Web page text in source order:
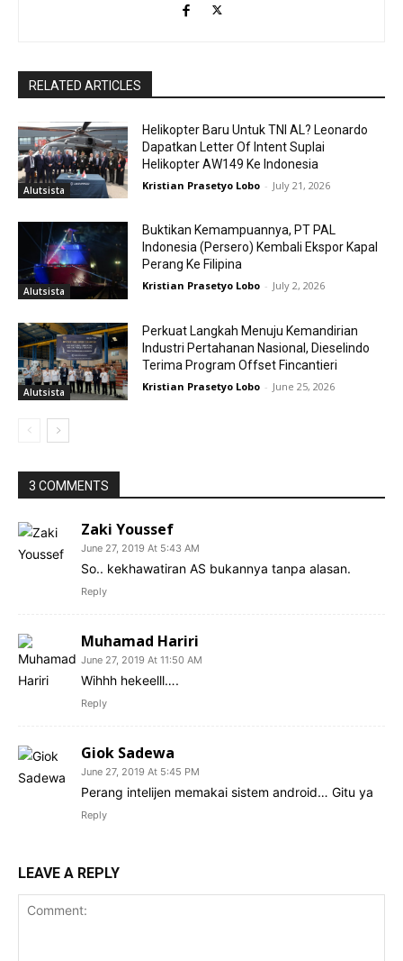
RELATED ARTICLES
Alutsista
Helikopter Baru Untuk TNI AL? Leonardo
Dapatkan Letter Of Intent Suplai
Helikopter AW149 Ke Indonesia
Kristian Prasetyo Lobo - July 21, 2026
Alutsista
Buktikan Kemampuannya, PT PAL
Indonesia (Persero) Kembali Ekspor Kapal
Perang Ke Filipina
Kristian Prasetyo Lobo - July 2, 2026
Alutsista
Perkuat Langkah Menuju Kemandirian
Industri Pertahanan Nasional, Dieselindo
Terima Program Offset Fincantieri
Kristian Prasetyo Lobo - June 25, 2026
3 COMMENTS
Zaki Youssef
June 27, 2019 At 5:43 AM
So.. kekhawatiran AS bukannya tanpa alasan.
Reply
Muhamad Hariri
June 27, 2019 At 11:50 AM
Wihhh hekeelll….
Reply
Giok Sadewa
June 27, 2019 At 5:45 PM
Perang intelijen memakai sistem android… Gitu ya
Reply
LEAVE A REPLY